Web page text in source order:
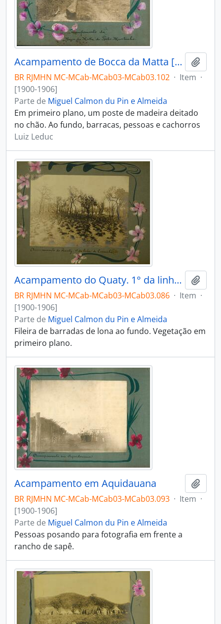
Acampamento de Bocca da Matta [Boca da Mata] de Porto Murtinho
BR RJMHN MC-MCab-MCab03-MCab03.102 · Item ·
[1900-1906]
Parte de Miguel Calmon du Pin e Almeida
Em primeiro plano, um poste de madeira deitado
no chão. Ao fundo, barracas, pessoas e cachorros
Luiz Leduc
Acampamento do Quaty. 1° da linha de Corumbá
BR RJMHN MC-MCab-MCab03-MCab03.086 · Item ·
[1900-1906]
Parte de Miguel Calmon du Pin e Almeida
Fileira de barradas de lona ao fundo. Vegetação em
primeiro plano.
Acampamento em Aquidauana
BR RJMHN MC-MCab-MCab03-MCab03.093 · Item ·
[1900-1906]
Parte de Miguel Calmon du Pin e Almeida
Pessoas posando para fotografia em frente a
rancho de sapê.